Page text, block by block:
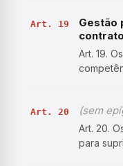
o inciso
sempre
Art. 19
Gestão
Art. 19.
que
Art. 20 (sem
Art. 20.
para